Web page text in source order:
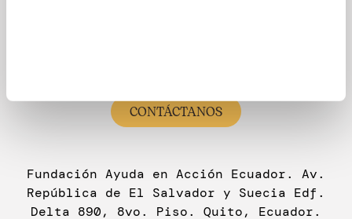
CONTÁCTANOS
Fundación Ayuda en Acción Ecuador. Av.
República de El Salvador y Suecia Edf.
Delta 890, 8vo. Piso. Quito, Ecuador.